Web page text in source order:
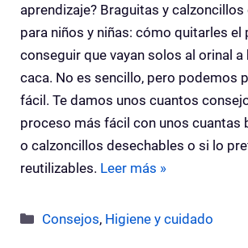
aprendizaje? Braguitas y
para niños y niñas: cómo quitarles el
conseguir que vayan solos al orinal a
caca. No es sencillo, pero podemos
fácil. Te damos unos cuantos
proceso más fácil con unos cuantas
o calzoncillos desechables o si lo
reutilizables. Leer más »
Categorías
Consejos, Higiene y cuidado